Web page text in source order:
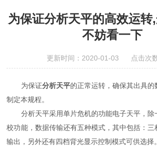
为保证分析天平的高效运转
不妨看一下
更新时间：2020-01-03 点击次
为保证分析天平的正常运转，确保其出具
制定本规程。
分析天平采用单片危机的功能电子天平，除
校功能，数据传输还有五种模式，其中包括：
输出，另外还有四档背光显示控制模式可供选择。